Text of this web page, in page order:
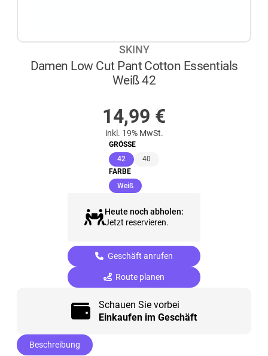
SKINY
Damen Low Cut Pant Cotton Essentials
Weiß 42
14,99 €
inkl. 19% MwSt.
GRÖSSE
42(ausgewählt)
40
FARBE
Weiß(ausgewählt)
Heute noch abholen:
Jetzt reservieren.
Geschäft anrufen
Route planen
Schauen Sie vorbei
Einkaufen im Geschäft
Beschreibung